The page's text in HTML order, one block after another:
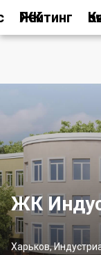
Рейтинг ЖК Как
ЖК
Харьков,